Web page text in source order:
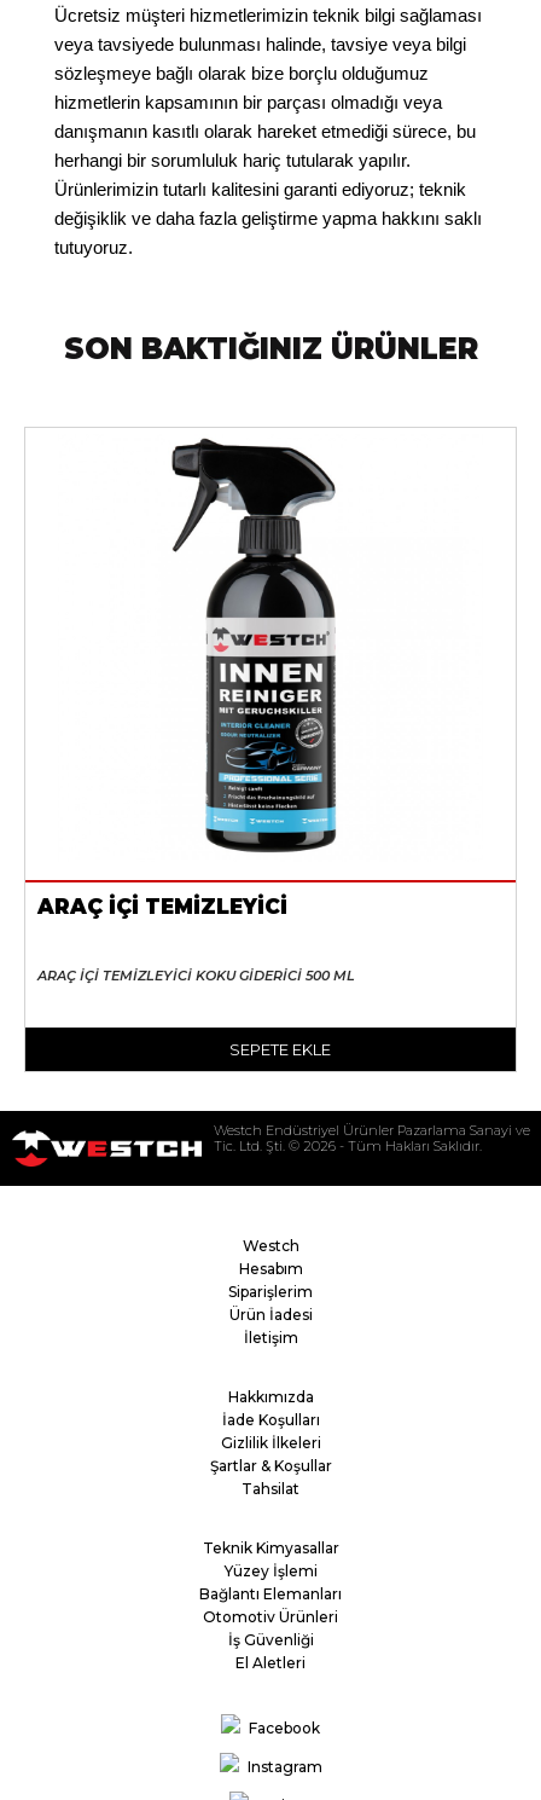
Ücretsiz müşteri hizmetlerimizin teknik bilgi sağlaması
veya tavsiyede bulunması halinde, tavsiye veya bilgi
sözleşmeye bağlı olarak bize borçlu olduğumuz
hizmetlerin kapsamının bir parçası olmadığı veya
danışmanın kasıtlı olarak hareket etmediği sürece, bu
herhangi bir sorumluluk hariç tutularak yapılır.
Ürünlerimizin tutarlı kalitesini garanti ediyoruz; teknik
değişiklik ve daha fazla geliştirme yapma hakkını saklı
tutuyoruz.
SON BAKTIĞINIZ ÜRÜNLER
ARAÇ İÇİ TEMİZLEYİCİ
ARAÇ İÇİ TEMİZLEYİCİ KOKU GİDERİCİ 500 ML
SEPETE EKLE
Westch Endüstriyel Ürünler Pazarlama Sanayi ve
Tic. Ltd. Şti. © 2026 - Tüm Hakları Saklıdır.
Westch
Hesabım
Siparişlerim
Ürün İadesi
İletişim
Hakkımızda
İade Koşulları
Gizlilik İlkeleri
Şartlar & Koşullar
Tahsilat
Teknik Kimyasallar
Yüzey İşlemi
Bağlantı Elemanları
Otomotiv Ürünleri
İş Güvenliği
El Aletleri
Facebook
Instagram